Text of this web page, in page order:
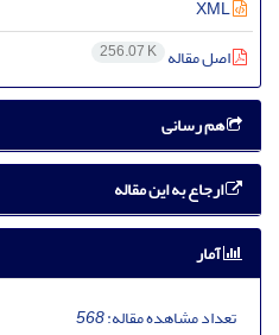
اصل مقاله 256.07 K
هم رسانی
ارجاع به این مقاله
آمار
تعداد مشاهده مقاله:568